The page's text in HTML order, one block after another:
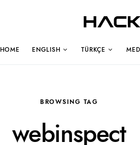
HOME ENGLISH TÜRKÇE
BROWSING TAG
webinspect